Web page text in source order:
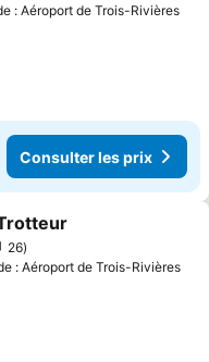
: Aéroport de Trois-Rivières
Consulter les prix
à mes favoris
26
: Aéroport de Trois-Rivières